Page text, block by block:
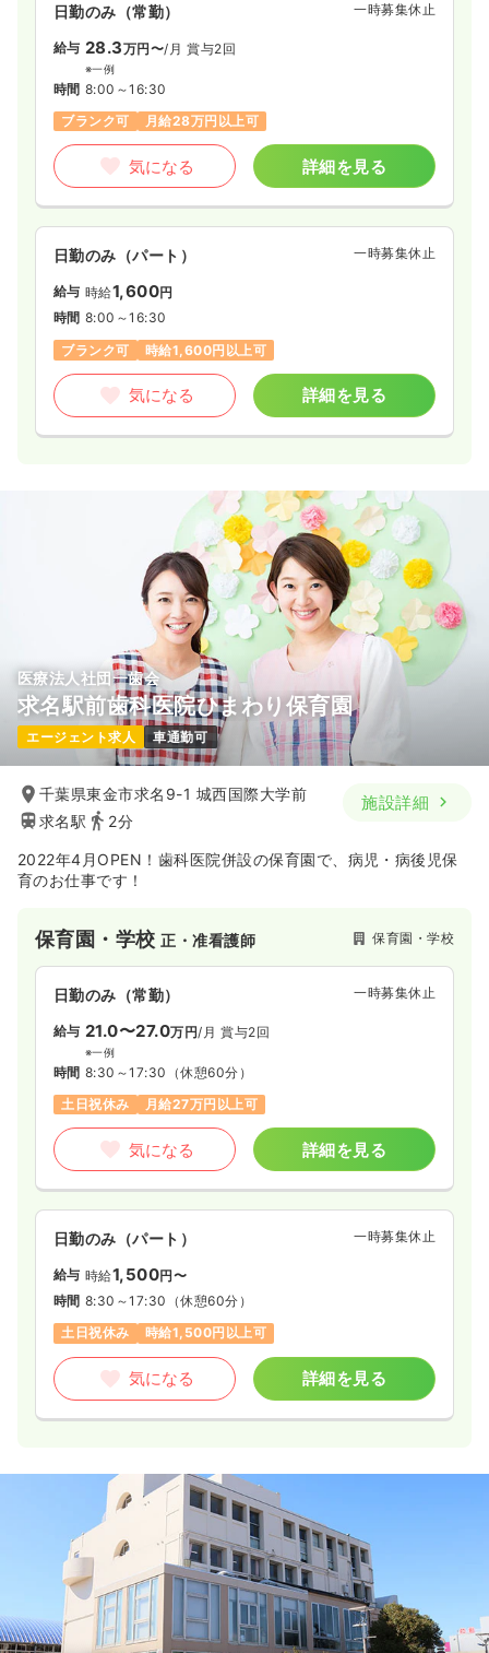
日勤のみ（常勤） 一時募集休止
給与 28.3万円〜/月 賞与2回
※一例
時間 8:00～16:30
ブランク可
月給28万円以上可
気になる 詳細を見る
日勤のみ（パート） 一時募集休止
給与 時給1,600円
時間 8:00～16:30
ブランク可
時給1,600円以上可
気になる 詳細を見る
医療法人社団一歯会
求名駅前歯科医院ひまわり保育園
エージェント求人 車通勤可
千葉県東金市求名9-1 城西国際大学前
求名駅
2分
施設詳細
2022年4月OPEN！歯科医院併設の保育園で、病児・病後児保
育のお仕事です！
保育園・学校正・准看護師 保育園・学校
日勤のみ（常勤） 一時募集休止
給与 21.0〜27.0万円/月 賞与2回
※一例
時間 8:30～17:30 （休憩60分）
土日祝休み
月給27万円以上可
気になる 詳細を見る
日勤のみ（パート） 一時募集休止
給与 時給1,500円〜
時間 8:30～17:30 （休憩60分）
土日祝休み
時給1,500円以上可
気になる 詳細を見る